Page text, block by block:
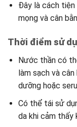
Đây là cách tiện
mọng và cân
Thời điểm sử
Nước thần có
làm sạch và
dưỡng hoặc
Có thể tái sử
da khi cảm thấy